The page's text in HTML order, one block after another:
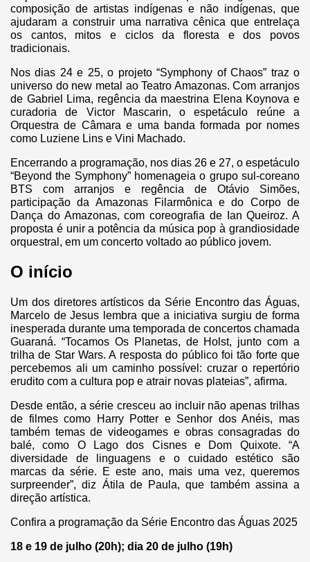
composição de artistas indígenas e não indígenas, que
ajudaram a construir uma narrativa cênica que entrelaça
os cantos, mitos e ciclos da floresta e dos povos
tradicionais.
Nos dias 24 e 25, o projeto “Symphony of Chaos” traz o
universo do new metal ao Teatro Amazonas. Com arranjos
de Gabriel Lima, regência da maestrina Elena Koynova e
curadoria de Victor Mascarin, o espetáculo reúne a
Orquestra de Câmara e uma banda formada por nomes
como Luziene Lins e Vini Machado.
Encerrando a programação, nos dias 26 e 27, o espetáculo
“Beyond the Symphony” homenageia o grupo sul-coreano
BTS com arranjos e regência de Otávio Simões,
participação da Amazonas Filarmônica e do Corpo de
Dança do Amazonas, com coreografia de Ian Queiroz. A
proposta é unir a potência da música pop à grandiosidade
orquestral, em um concerto voltado ao público jovem.
O início
Um dos diretores artísticos da Série Encontro das Águas,
Marcelo de Jesus lembra que a iniciativa surgiu de forma
inesperada durante uma temporada de concertos chamada
Guaraná. “Tocamos Os Planetas, de Holst, junto com a
trilha de Star Wars. A resposta do público foi tão forte que
percebemos ali um caminho possível: cruzar o repertório
erudito com a cultura pop e atrair novas plateias”, afirma.
Desde então, a série cresceu ao incluir não apenas trilhas
de filmes como Harry Potter e Senhor dos Anéis, mas
também temas de videogames e obras consagradas do
balé, como O Lago dos Cisnes e Dom Quixote. “A
diversidade de linguagens e o cuidado estético são
marcas da série. E este ano, mais uma vez, queremos
surpreender”, diz Átila de Paula, que também assina a
direção artística.
Confira a programação da Série Encontro das Águas 2025
18 e 19 de julho (20h); dia 20 de julho (19h)